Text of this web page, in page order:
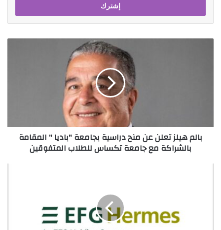
"
المقامة
بالشراكة
بالم هيلز تعلن عن منح دراسية بجامعة "باديا " المقامة
بالشراكة مع جامعة تكساس للطلاب المتفوقين